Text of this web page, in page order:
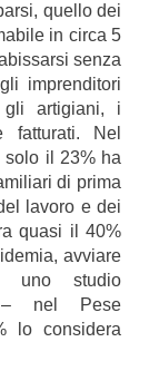
quello dei
in circa 5
senza
imprenditori
gli artigiani, i
fatturati. Nel
solo il 23% ha
di prima
lavoro e dei
quasi il 40%
avviare
uno studio
nel Pese
lo considera